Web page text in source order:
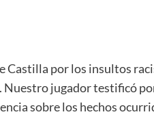
Castilla por los insultos
jugador testificó
sobre los hechos